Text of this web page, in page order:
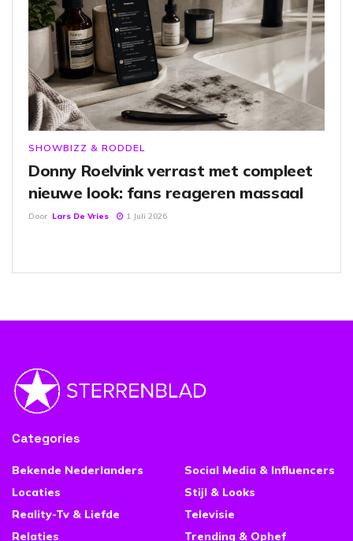
SHOWBIZZ & RODDEL
Donny Roelvink verrast met compleet
nieuwe look: fans reageren massaal
Door Lars De Vries 1 Juli 2026
Categories
Bekende Nederlanders
Locaties
Reality-Tv & Liefde
Relaties
Social Media & Influencers
Stijl & Looks
Televisie
Trending & Ophef